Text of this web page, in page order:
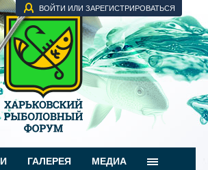
ВОЙТИ ИЛИ ЗАРЕГИСТРИРОВАТЬСЯ
ГАЛЕРЕЯ МЕДИА